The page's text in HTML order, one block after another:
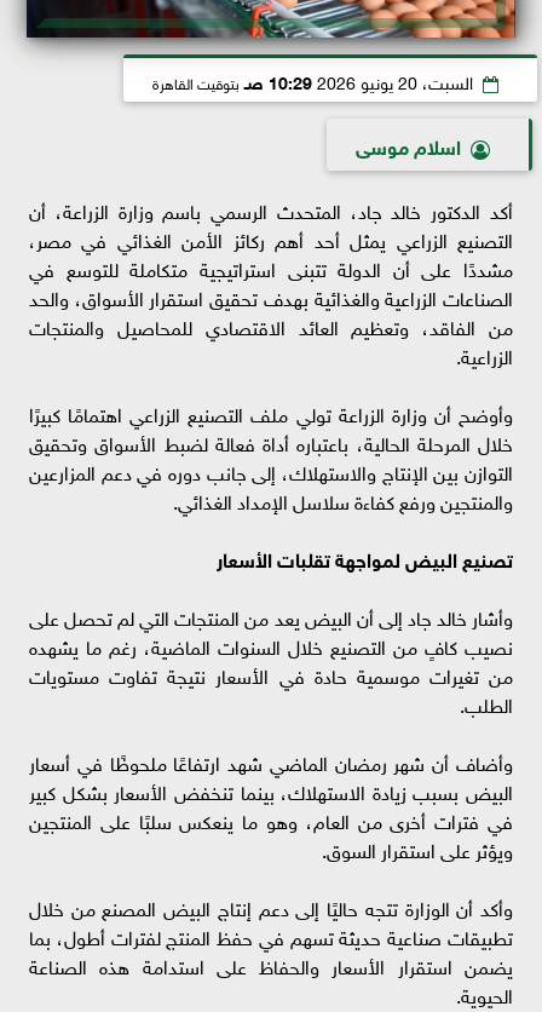
السبت، 20 يونيو 2026 10:29 صـ بتوقيت القاهرة
اسلام موسى
أكد الدكتور خالد جاد، المتحدث الرسمي باسم وزارة الزراعة، أن
التصنيع الزراعي يمثل أحد أهم ركائز الأمن الغذائي في مصر،
مشددًا على أن الدولة تتبنى استراتيجية متكاملة للتوسع في
الصناعات الزراعية والغذائية بهدف تحقيق استقرار الأسواق، والحد
من الفاقد، وتعظيم العائد الاقتصادي للمحاصيل والمنتجات
الزراعية.
وأوضح أن وزارة الزراعة تولي ملف التصنيع الزراعي اهتمامًا كبيرًا
خلال المرحلة الحالية، باعتباره أداة فعالة لضبط الأسواق وتحقيق
التوازن بين الإنتاج والاستهلاك، إلى جانب دوره في دعم المزارعين
والمنتجين ورفع كفاءة سلاسل الإمداد الغذائي.
تصنيع البيض لمواجهة تقلبات الأسعار
وأشار خالد جاد إلى أن البيض يعد من المنتجات التي لم تحصل على
نصيب كافٍ من التصنيع خلال السنوات الماضية، رغم ما يشهده
من تغيرات موسمية حادة في الأسعار نتيجة تفاوت مستويات
الطلب.
وأضاف أن شهر رمضان الماضي شهد ارتفاعًا ملحوظًا في أسعار
البيض بسبب زيادة الاستهلاك، بينما تنخفض الأسعار بشكل كبير
في فترات أخرى من العام، وهو ما ينعكس سلبًا على المنتجين
ويؤثر على استقرار السوق.
وأكد أن الوزارة تتجه حاليًا إلى دعم إنتاج البيض المصنع من خلال
تطبيقات صناعية حديثة تسهم في حفظ المنتج لفترات أطول، بما
يضمن استقرار الأسعار والحفاظ على استدامة هذه الصناعة
الحيوية.